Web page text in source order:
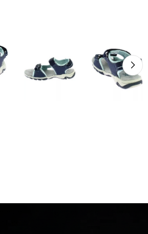
sur tous types de sols et une
précis